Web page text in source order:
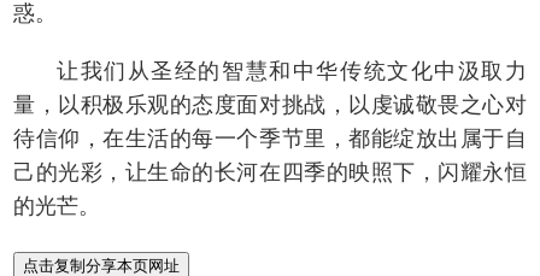
惑。
让我们从圣经的智慧和中华传统文化中汲取力
量，以积极乐观的态度面对挑战，以虔诚敬畏之心对
待信仰，在生活的每一个季节里，都能绽放出属于自
己的光彩，让生命的长河在四季的映照下，闪耀永恒
的光芒。
点击复制分享本页网址